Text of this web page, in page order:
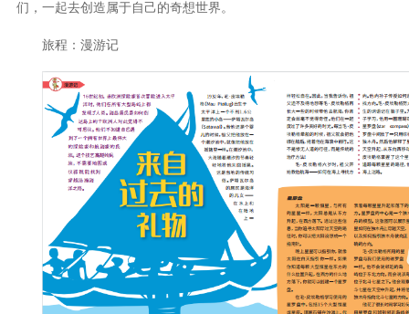
们，一起去创造属于自己的奇想世界。
旅程：漫游记